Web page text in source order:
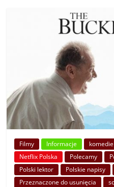
Filmy Informacje komedie
Netflix Polska
Polecamy
Polski lektor
Polskie napisy
Przeznaczone do usunięcia